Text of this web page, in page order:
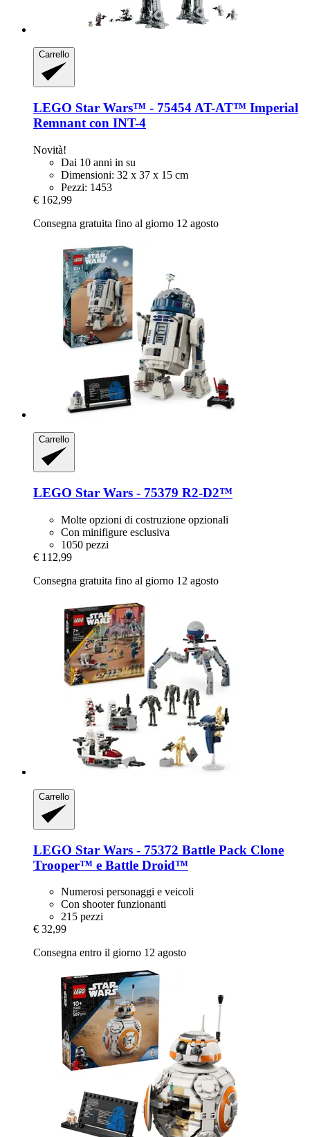
Carrello
LEGO Star Wars™ -​ 75454 AT-​AT™ Imperial
Remnant con INT-​4
Novità!
Dai 10 anni in su
Dimensioni: 32 x 37 x 15 cm
Pezzi: 1453
€ 162,99
Consegna gratuita fino al giorno 12 agosto
Carrello
LEGO Star Wars -​ 75379 R2-​D2™
Molte opzioni di costruzione opzionali
Con minifigure esclusiva
1050 pezzi
€ 112,99
Consegna gratuita fino al giorno 12 agosto
Carrello
LEGO Star Wars -​ 75372 Battle Pack Clone
Trooper™ e Battle Droid™
Numerosi personaggi e veicoli
Con shooter funzionanti
215 pezzi
€ 32,99
Consegna entro il giorno 12 agosto